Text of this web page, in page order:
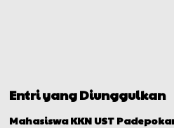
Entri yang Diunggulkan
Mahasiswa KKN UST